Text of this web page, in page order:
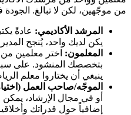
من موجّهين، لكن لا تبالغ. الجودة
المرشد الأكاديمي: عادةً
يكن لديك واحد، يُنجح
المعلمون: اختر معلمين من
بتخصصك المنشود. على
ينبغي أن يختاروا معلم
الموجّه/صاحب العمل
أو في مجال الإرشاد،
إضافياً حول قدراتك